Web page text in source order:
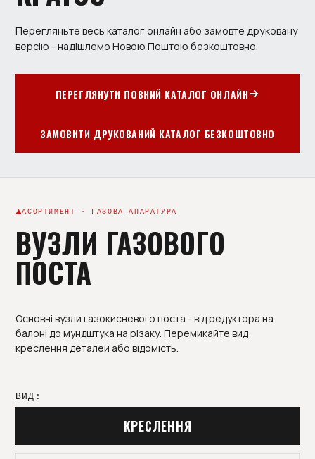
Перегляньте весь каталог онлайн або замовте друковану
версію - надішлемо Новою Поштою безкоштовно.
ПЕРЕГЛЯНУТИ ПОВНИЙ КАТАЛОГ ОНЛАЙН
ЗАМОВИТИ ДРУКОВАНИЙ КАТАЛОГ БЕЗКОШТОВНО
АСОРТИМЕНТ · ГАЗОВА АПАРАТУРА
ВУЗЛИ ГАЗОВОГО
ПОСТА
Основні вузли газокисневого поста - від редуктора на
балоні до мундштука на різаку. Перемикайте вид:
креслення деталей або відомість.
ВИД:
КРЕСЛЕННЯ